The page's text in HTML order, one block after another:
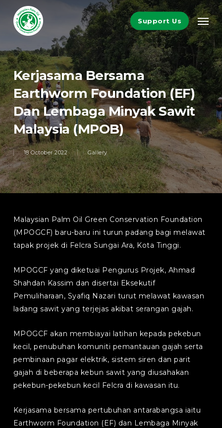
main
Support Us
Kerjasama Bersama
Earthworm Foundation (EF)
Dan Lembaga Minyak Sawit
Malaysia (MPOB)
18 October 2022 Gallery
Malaysian Palm Oil Green Conservation Foundation
(MPOGCF) baru-baru ini turun padang bagi melawat
tapak projek di Felcra Sungai Ara, Kota Tinggi.
MPOGCF yang diketuai Pengurus Projek, Ahmad
Shahdan Kassim dan disertai Eksekutif
Pemuliharaan, Syafiq Nazari turut melawat kawasan
ladang sawit yang terjejas akibat serangan gajah.
MPOGCF akan membiayai latihan kepada pekebun
kecil, penubuhan komuniti pemantauan gajah serta
pembinaan pagar elektrik, sistem siren dan parit
gajah di beberapa kebun sawit yang diusahakan
pekebun-pekebun kecil Felcra di kawasan itu.
Kerjasama bersama pertubuhan antarabangsa iaitu
Earthworm Foundation (EF) dan Lembaga Minyak